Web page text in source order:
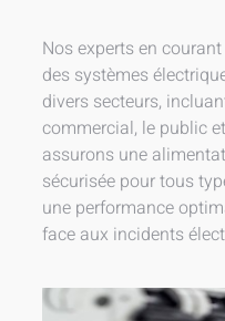
Nos experts en
des systèmes
divers secteurs,
commercial, le public
assurons une
sécurisée pour tous
une performance
face aux incidents